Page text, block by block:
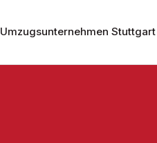
Umzugsunternehmen Stuttgart